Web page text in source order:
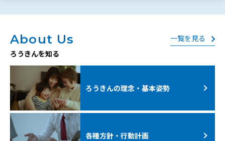
About Us
ろうきんを知る
一覧を見る
ろうきんの理念・基本姿勢
各種方針・行動計画